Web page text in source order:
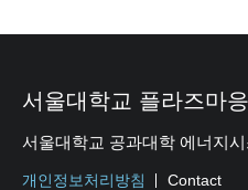
서울대학교 플라즈마
서울대학교 공과대학 에너지
개인정보처리방침 Contact